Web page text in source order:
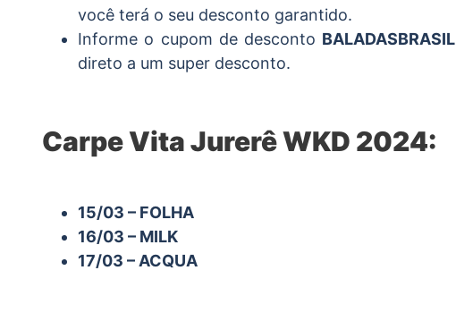
você terá o seu desconto garantido.
Informe o cupom de desconto BALADASBRASIL
direto a um super desconto.
Carpe Vita Jurerê WKD 2024:
15/03 – FOLHA
16/03 – MILK
17/03 – ACQUA